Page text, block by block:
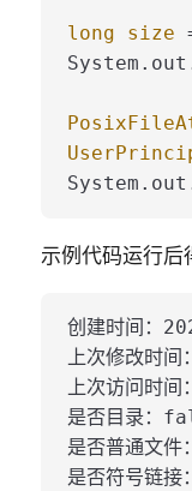
long size
示例代码运行后
创建时间：
上次修改时
上次访问时
是否目录：
是否普通文
是否符号链